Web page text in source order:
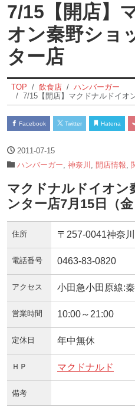
7/15【開店】
オン秦野ショ
ター店
TOP 飲食店
ハンバーガー
7/15【開店】マクドナルドイオ
Facebook Twitter Hatena
2011-07-15
ハンバーガー 神奈川 開店情報
マクドナルドイオン
ンター店7月15日（
住所 〒257-0041神奈
電話番号 0463-83-0820
アクセス 小田急小田原線:
営業時間 10:00～21:00
定休日 年中無休
ＨＰ マクドナルド
備考